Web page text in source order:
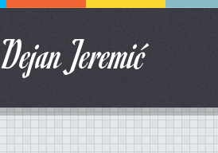
Dejan Jeremić